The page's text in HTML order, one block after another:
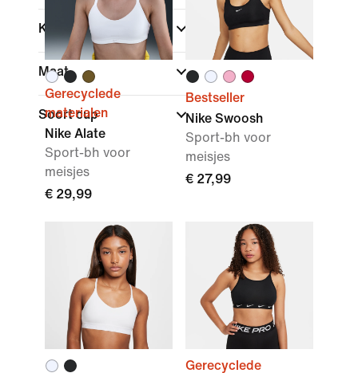
Kleur
Maat
Soort cup
Gerecyclede
materialen
Nike Alate
Sport-bh voor
meisjes
€ 29,99
Bestseller
Nike Swoosh
Sport-bh voor
meisjes
€ 27,99
Gerecyclede